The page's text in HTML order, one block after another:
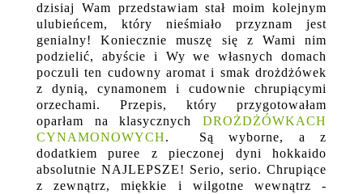
dzisiaj Wam przedstawiam stał moim kolejnym
ulubieńcem, który nieśmiało przyznam jest
genialny! Koniecznie muszę się z Wami nim
podzielić, abyście i Wy we własnych domach
poczuli ten cudowny aromat i smak drożdżówek
z dynią, cynamonem i cudownie chrupiącymi
orzechami. Przepis, który przygotowałam
oparłam na klasycznych DROŻDŻÓWKACH
CYNAMONOWYCH. Są wyborne, a z
dodatkiem puree z pieczonej dyni hokkaido
absolutnie NAJLEPSZE! Serio, serio. Chrupiące
z zewnątrz, miękkie i wilgotne wewnątrz -